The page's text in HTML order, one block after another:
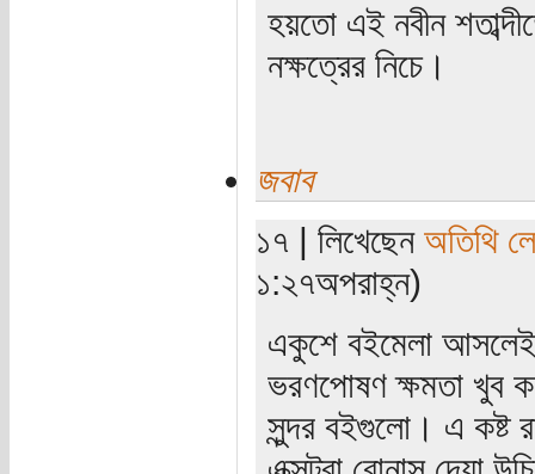
হয়তো এই নবীন
নক্ষত্রের নিচে।
জবাব
১৭ | লিখেছেন অতিথি
১:২৭অপরাহ্ন)
একুশে বইমেলা
ভরণপোষণ ক্ষমতা খুব
সুন্দর বইগুলো। এ কষ্ট